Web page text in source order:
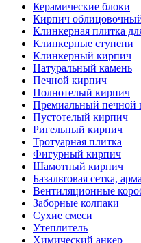
Керамические блоки
Кирпич
Клинкерная плитка
Клинкерные ступени
Клинкерный кирпич
Натуральный камень
Печной кирпич
Полнотелый кирпич
Премиальный печной
Пустотелый кирпич
Ригельный кирпич
Тротуарная плитка
Фигурный кирпич
Шамотный кирпич
Базальтовая сетка,
Вентиляционные
Заборные колпаки
Сухие смеси
Утеплитель
Химический анкер